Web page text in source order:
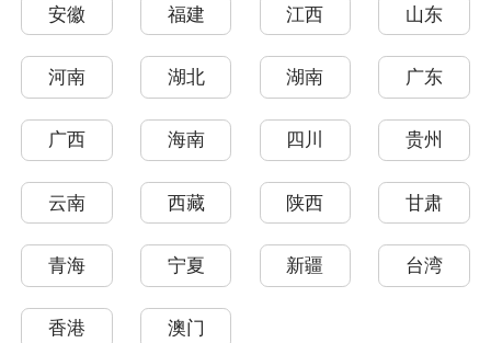
安徽 福建 江西 山东
河南 湖北 湖南 广东
广西 海南 四川 贵州
云南 西藏 陕西 甘肃
青海 宁夏 新疆 台湾
香港 澳门